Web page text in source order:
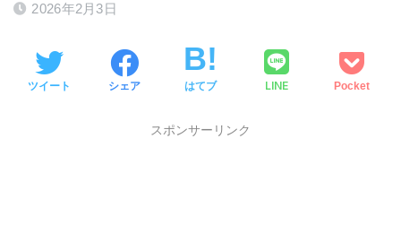
2026年2月3日
ツイート シェア はてブ LINE Pocket
スポンサーリンク